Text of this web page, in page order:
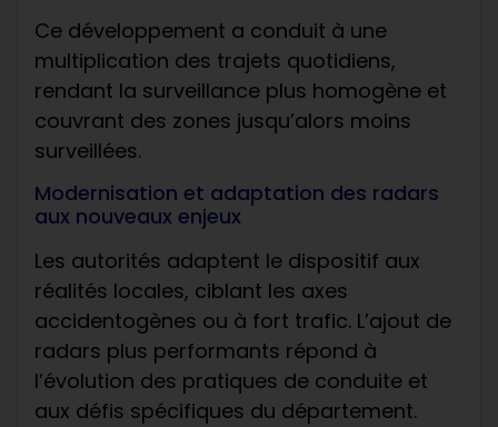
Ce développement a conduit à une
multiplication des trajets quotidiens,
rendant la surveillance plus homogène et
couvrant des zones jusqu’alors moins
surveillées.
Modernisation et adaptation des radars
aux nouveaux enjeux
Les autorités adaptent le dispositif aux
réalités locales, ciblant les axes
accidentogènes ou à fort trafic. L’ajout de
radars plus performants répond à
l’évolution des pratiques de conduite et
aux défis spécifiques du département.